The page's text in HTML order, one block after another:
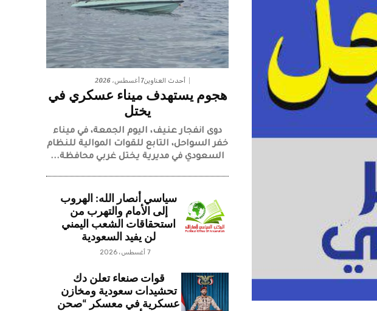
أحدث العناوين7 أغسطس، 2026
هجوم يستهدف ميناء عسكري في
يختل
دوى انفجار عنيف، اليوم الجمعة، في ميناء
خفر السواحل، التابع للقوات الموالية للنظام
السعودي في مديرية يختل غربي محافظة...
سياسي أنصار الله: الهروب
إلى الأمام والتهرب من
استحقاقات الشعب اليمني
لن يفيد السعودية
7 أغسطس، 2026
قوات صنعاء تعلن دك
تحشيدات سعودية ومخازن
عسكرية في معسكر “صحن